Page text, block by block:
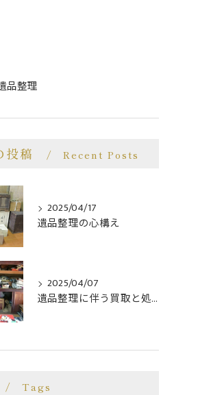
品整理
投稿 Recent Posts
2025/04/17
遺品整理の心構え
2025/04/07
遺品整理に伴う買取と処分に関して
Tags